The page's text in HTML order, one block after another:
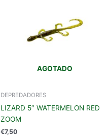
AGOTADO
DEPREDADORES
LIZARD 5″ WATERMELON RED
ZOOM
€7,50